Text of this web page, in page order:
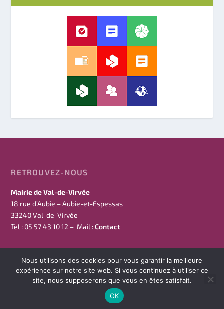
RETROUVEZ-NOUS
Mairie de Val-de-Virvée
18 rue d’Aubie – Aubie-et-Espessas
33240 Val-de-Virvée
Tel : 05 57 43 10 12 – Mail :Contact
Conçu par Val-De-Virvée | Propulsé par
Nous utilisons des cookies pour vous garantir la meilleure
expérience sur notre site web. Si vous continuez à utiliser ce
site, nous supposerons que vous en êtes satisfait.
OK